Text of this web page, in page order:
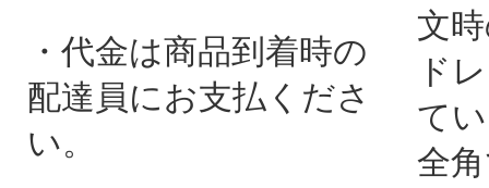
・代金は商品到着時の
配達員にお支払くださ
い。
文
ド
て
全